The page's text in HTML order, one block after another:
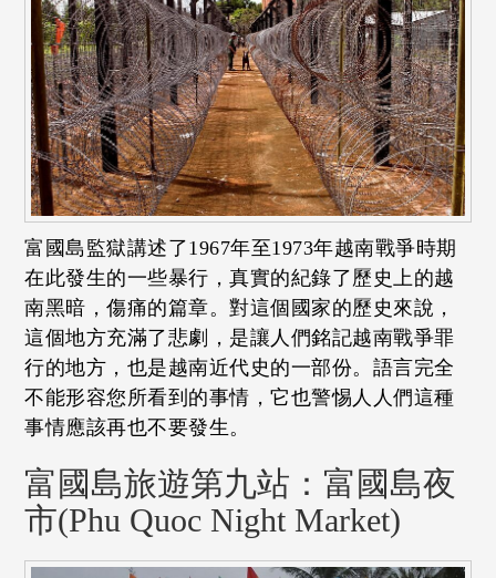
富國島監獄講述了1967年至1973年越南戰爭時期
在此發生的一些暴行，真實的紀錄了歷史上的越
南黑暗，傷痛的篇章。對這個國家的歷史來說，
這個地方充滿了悲劇，是讓人們銘記越南戰爭罪
行的地方，也是越南近代史的一部份。語言完全
不能形容您所看到的事情，它也警惕人人們這種
事情應該再也不要發生。
富國島旅遊第九站：富國島夜
市(Phu Quoc Night Market)